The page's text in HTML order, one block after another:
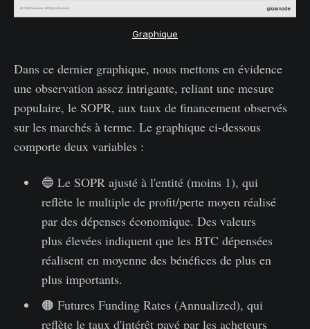
Graphique
Dans ce dernier graphique, nous mettons en évidence
une observation assez intrigante, reliant une mesure
populaire, le SOPR, aux taux de financement observés
sur les marchés à terme. Le graphique ci-dessous
comporte deux variables :
🔵 Le SOPR ajusté à l'entité (moins 1), qui
reflète le multiple de profit/perte moyen réalisé
par des dépenses économique. Des valeurs
plus élevées indiquent que les BTC dépensées
réalisent en moyenne des bénéfices de plus en
plus importants.
🟠 Futures Funding Rates (Annualized), qui
reflète le taux d'intérêt payé par les acheteurs